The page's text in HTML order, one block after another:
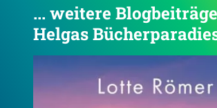
... weitere
Helgas